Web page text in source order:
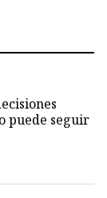
puede seguir